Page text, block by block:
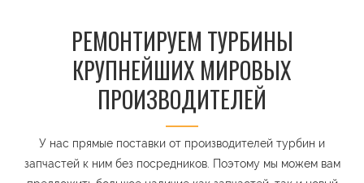
РЕМОНТИРУЕМ ТУРБИНЫ
КРУПНЕЙШИХ МИРОВЫХ
ПРОИЗВОДИТЕЛЕЙ
У нас прямые поставки от производителей турбин и
запчастей к ним без посредников. Поэтому мы можем вам